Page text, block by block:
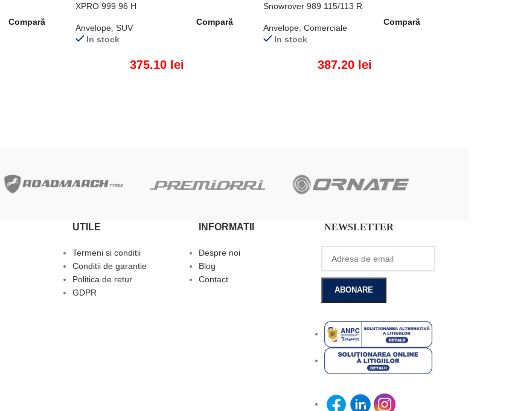
Compară
XPRO 999 96 H
Anvelope SUV
In stock
375.10 lei
Compară
Snowrover 989 115/113 R
Anvelope, Comerciale
In stock
387.20 lei
Compară
UTILE
Termeni si conditii
Conditii de garantie
Politica de retur
GDPR
INFORMATII
Despre noi
Blog
Contact
NEWSLETTER